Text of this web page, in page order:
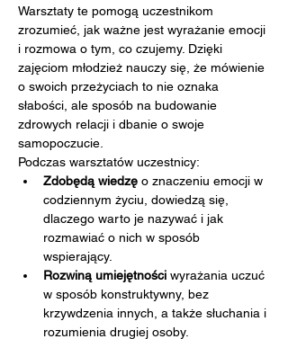
Warsztaty te pomogą uczestnikom
zrozumieć, jak ważne jest wyrażanie emocji
i rozmowa o tym, co czujemy. Dzięki
zajęciom młodzież nauczy się, że mówienie
o swoich przeżyciach to nie oznaka
słabości, ale sposób na budowanie
zdrowych relacji i dbanie o swoje
samopoczucie.
Podczas warsztatów uczestnicy:
Zdobędą wiedzę o znaczeniu emocji w
codziennym życiu, dowiedzą się,
dlaczego warto je nazywać i jak
rozmawiać o nich w sposób
wspierający.
Rozwiną umiejętności wyrażania uczuć
w sposób konstruktywny, bez
krzywdzenia innych, a także słuchania i
rozumienia drugiej osoby.